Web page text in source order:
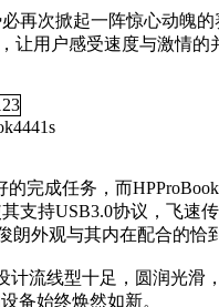
再次掀起一阵惊心动魄
让用户感受速度与激情的
成任务，而
支持USB3.0协议，飞
外观与其内在配合的恰
线型十足，圆润光滑
备始终焕然如新。